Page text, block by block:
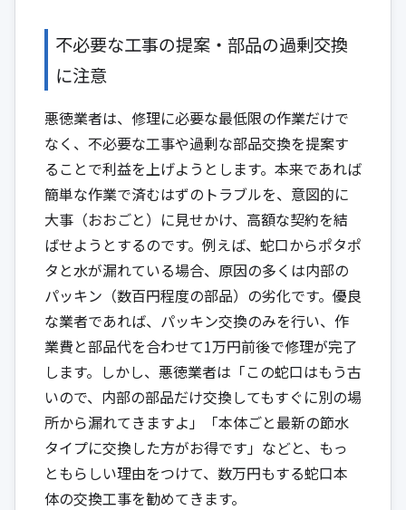
不必要な工事の提案・部品の過剰交換
に注意
悪徳業者は、修理に必要な最低限の作業だけで
なく、不必要な工事や過剰な部品交換を提案す
ることで利益を上げようとします。本来であれば
簡単な作業で済むはずのトラブルを、意図的に
大事（おおごと）に見せかけ、高額な契約を結
ばせようとするのです。例えば、蛇口からポタポ
タと水が漏れている場合、原因の多くは内部の
パッキン（数百円程度の部品）の劣化です。優良
な業者であれば、パッキン交換のみを行い、作
業費と部品代を合わせて1万円前後で修理が完了
します。しかし、悪徳業者は「この蛇口はもう古
いので、内部の部品だけ交換してもすぐに別の場
所から漏れてきますよ」「本体ごと最新の節水
タイプに交換した方がお得です」などと、もっ
ともらしい理由をつけて、数万円もする蛇口本
体の交換工事を勧めてきます。